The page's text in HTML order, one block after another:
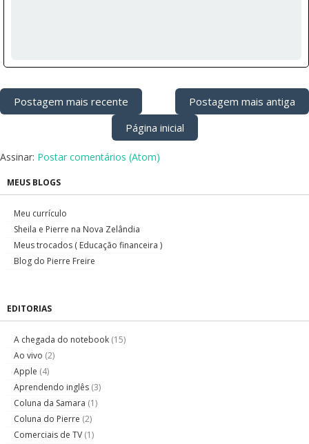
Postagem mais recente
Postagem mais antiga
Página inicial
Assinar: Postar comentários (Atom)
MEUS BLOGS
Meu currículo
Sheila e Pierre na Nova Zelândia
Meus trocados ( Educação financeira )
Blog do Pierre Freire
EDITORIAS
A chegada do notebook (15)
Ao vivo (2)
Apple (4)
Aprendendo inglês (3)
Coluna da Samara (1)
Coluna do Pierre (2)
Comerciais de TV (1)